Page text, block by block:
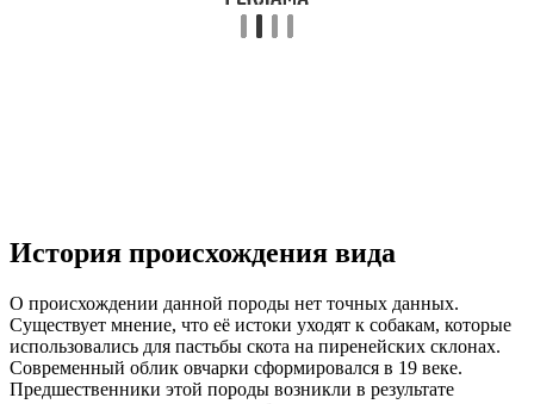
История происхождения вида
О происхождении данной породы нет точных данных.
Существует мнение, что её истоки уходят к собакам, которые
использовались для пастьбы скота на пиренейских склонах.
Современный облик овчарки сформировался в 19 веке.
Предшественники этой породы возникли в результате